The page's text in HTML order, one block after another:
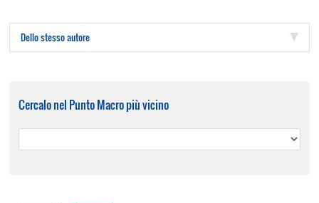
Dello stesso autore
Cercalo nel Punto Macro più vicino